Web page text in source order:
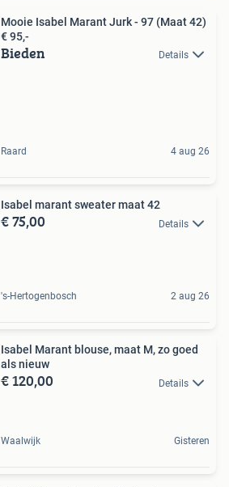
Mooie Isabel Marant Jurk - 97 (Maat 42)
€ 95,-
Bieden Details
Raard 4 aug 26
Isabel marant sweater maat 42
€ 75,00 Details
's-Hertogenbosch 2 aug 26
Isabel Marant blouse, maat M, zo goed
als nieuw
€ 120,00 Details
Waalwijk Gisteren